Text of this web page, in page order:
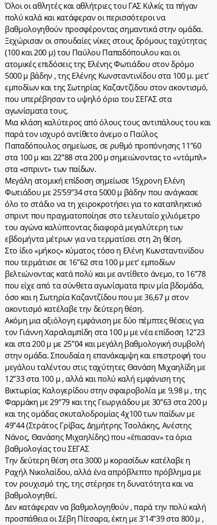
Όλοι οι αθλητές και αθλήτριες του ΓΑΣ Κιλκίς τα πήγαν
πολύ καλά και κατάφεραν οι περισσότεροι να
βαθμολογηθούν προσφέροντας σημαντικά στην ομάδα.
Ξεχώρισαν οι σπουδαίες νίκες στους δρόμους ταχύτητας
(100 και 200 μ) του Παύλου Παπαδόπουλου και οι
ατομικές επιδόσεις της Ελένης Φωτιάδου στον δρόμο
5000 μ βάδην , της Ελένης Κωνσταντινίδου στα 100 μ. μετ’
εμποδίων και της Σωτηρίας Καζαντζίδου στον ακοντισμό,
που υπερέβησαν το υψηλό όριο του ΣΕΓΑΣ στα
αγωνίσματα τους.
Μια κλάση καλύτερος από όλους τους αντιπάλους του και
παρά τον ισχυρό αντίθετο άνεμο ο Παύλος
Παπαδόπουλος σημείωσε, σε ρυθμό προπόνησης 11”60
στα 100 μ και 22”88 στα 200 μ σημειώνοντας το «ντάμπλ»
στα «σπριντ» των παίδων.
Μεγάλη ατομική επίδοση σημείωσε 15χρονη Ελένη
Φωτιάδου με 25’59”34 στα 5000 μ βάδην που ανάγκασε
όλο το στάδιο να τη χειροκροτήσει για το καταπληκτικό
σπριντ που πραγματοποίησε στο τελευταίο χιλιόμετρο
του αγώνα καλύπτοντας διαφορά μεγαλύτερη των
εβδομήντα μέτρων για να τερματίσει στη 2η θέση.
Στο ίδιο «μήκος» κύματος τόσο η Ελένη Κωνσταντινίδου
που τερμάτισε σε 16”62 στα 100 μ μετ’ εμποδίων
βελτιώνοντας κατά πολύ και με αντίθετο άνεμο, το 16”78
που είχε από τα σύνθετα αγωνίσματα πριν μία βδομάδα,
όσο και η Σωτηρία Καζαντζίδου που με 36,67 μ στον
ακοντισμό κατέλαβε την δεύτερη θέση.
Ακόμη μια αξιόλογη εμφάνιση με δύο πέμπτες θέσεις για
τον Γιάννη Χαραλαμπίδη στα 100 μ με νέα επίδοση 12”23
και στα 200 μ με 25”04 και μεγάλη βαθμολογική συμβολή
στην ομάδα. Σπουδαία η επανάκαμψη και επιστροφή του
μεγάλου ταλέντου στις ταχύτητες Θανάση Μιχαηλίδη με
12”33 στα 100 μ , αλλά και πολύ καλή εμφάνιση της
Βικτωρίας Καλογερίδου στην σφαιροβολία με 9,98 μ , της
Φαρμάκη με 29”79 και της Γεωργιάδου με 30”63 στα 200 μ
και της ομάδας σκυταλοδρομίας 4χ100 των παίδων με
49”44 (Στράτος Γρίβας, Δημήτρης Τσολάκης, Ανέστης
Νάνος, Θανάσης Μιχαηλίδης) που «έπιασαν» τα όρια
βαθμολογίας του ΣΕΓΑΣ
Την δεύτερη θέση στα 3000 μ κορασίδων κατέλαβε η
Ραχήλ Νικολαίδου, αλλά ένα απρόβλεπτο πρόβλημα με
τον ρουχισμό της, της στέρησε τη δυνατότητα και να
βαθμολογηθεί.
Δεν κατάφεραν να βαθμολογηθούν , παρά την πολύ καλή
προσπάθεια οι Σέβη Πίτσαρα, έκτη με 3’14”39 στα 800 μ ,